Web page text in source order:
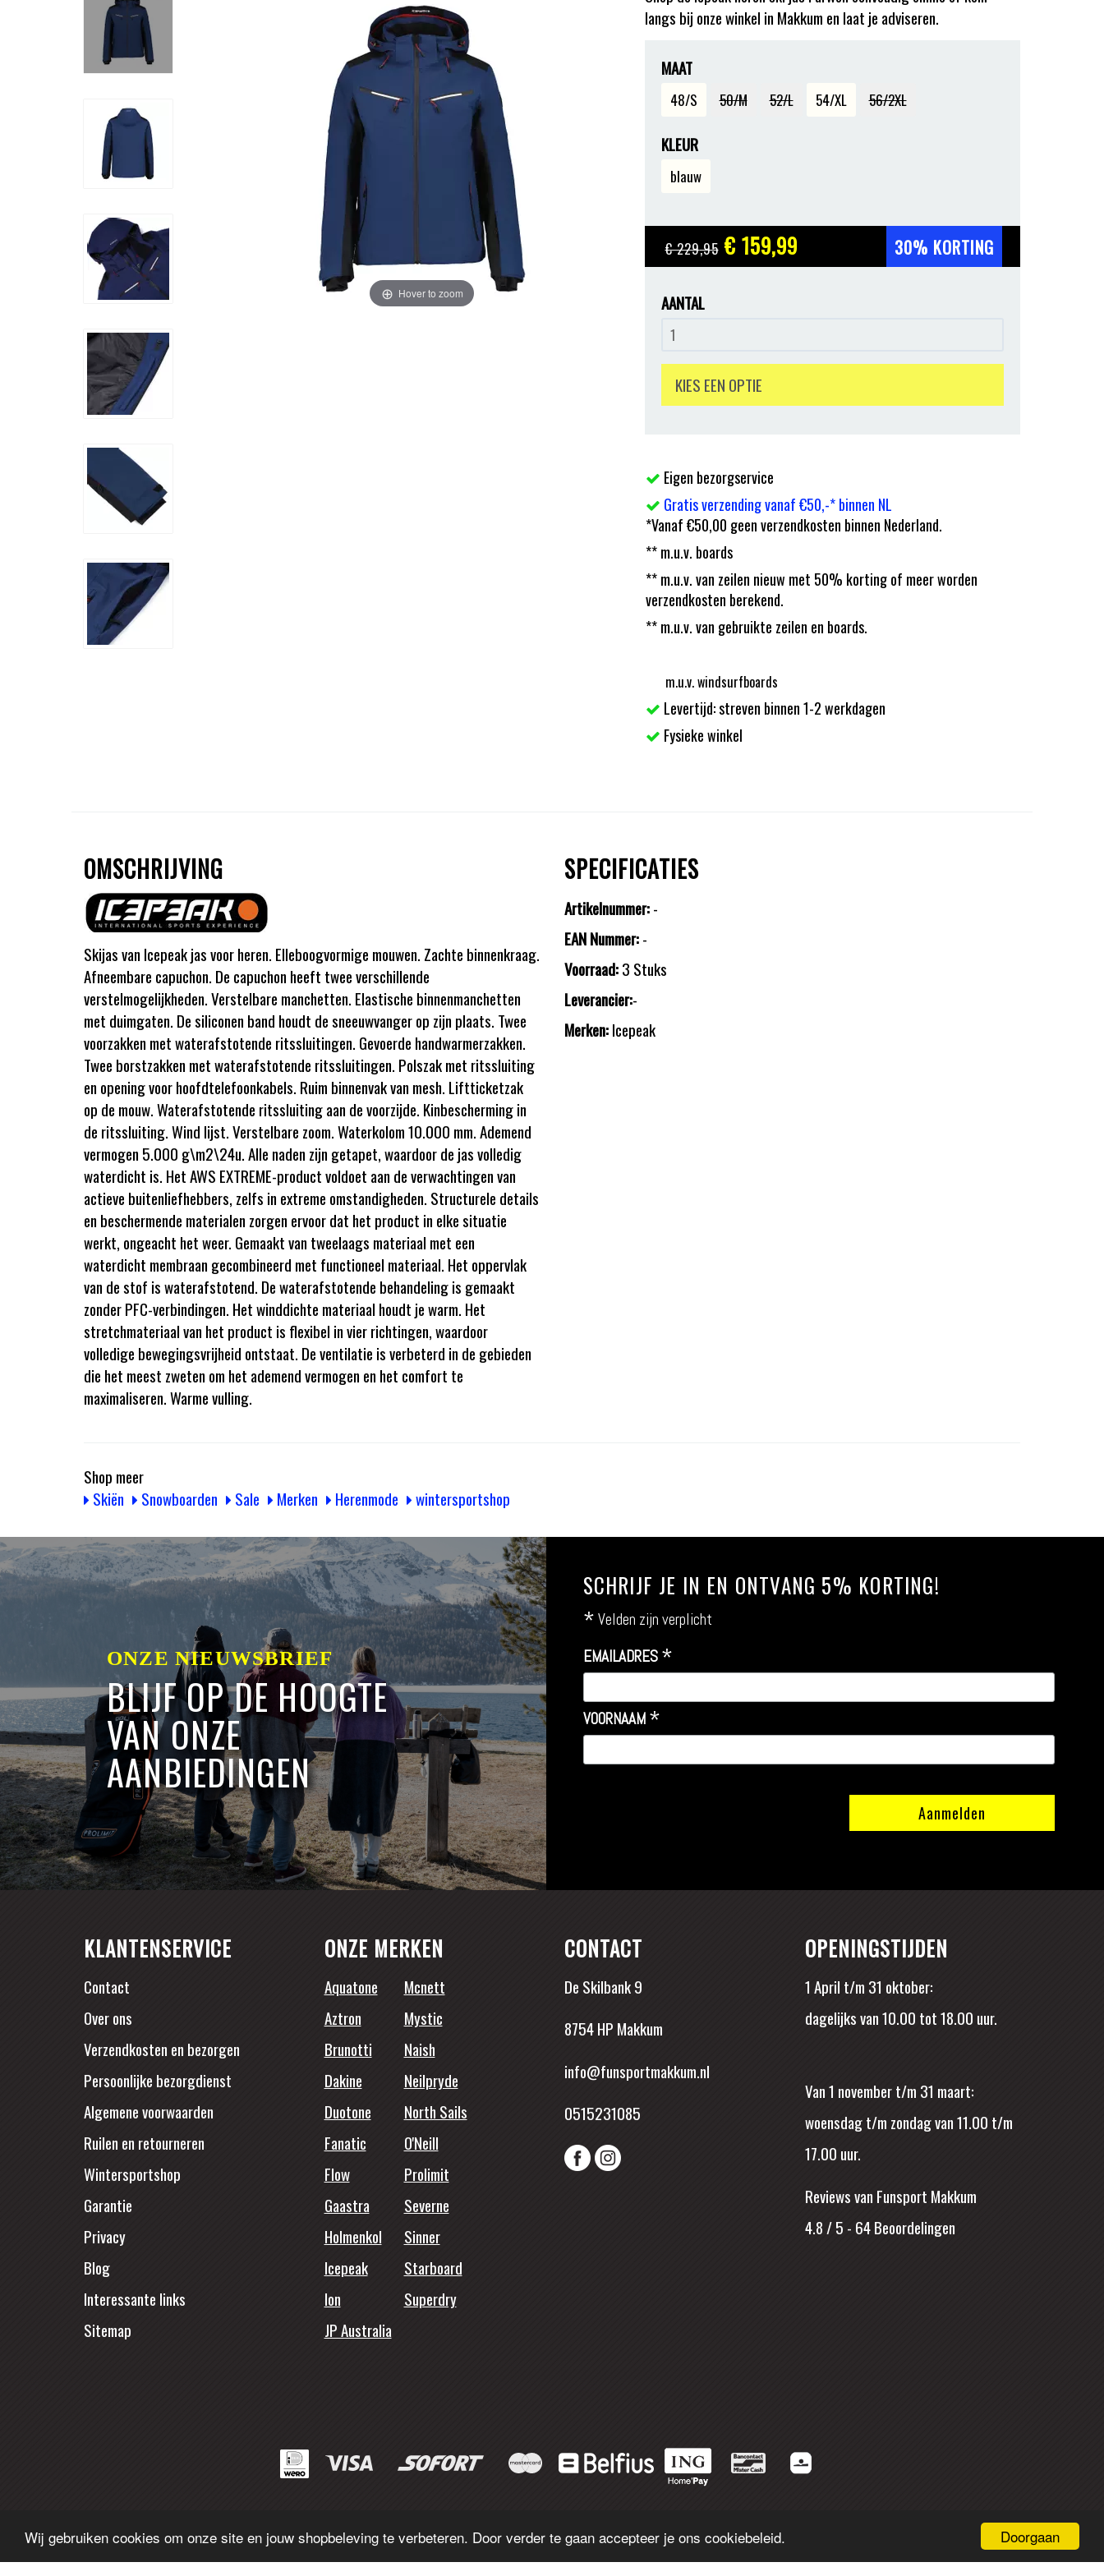
Doorgaan
Wij gebruiken cookies om onze site en jouw shopbeleving te verbeteren. Door verder te gaan accepteer je ons cookiebeleid.
Hover to zoom
langs bij onze winkel in Makkum en laat je adviseren.
MAAT
48/S 50/M 52/L 54/XL 56/2XL
KLEUR
blauw
€ 229,95€ 159,99 30% KORTING
AANTAL
KIES EEN OPTIE
Eigen bezorgservice
Gratis verzending vanaf €50,-* binnen NL
*Vanaf €50,00 geen verzendkosten binnen Nederland.
** m.u.v. boards
** m.u.v. van zeilen nieuw met 50% korting of meer worden
verzendkosten berekend.
** m.u.v. van gebruikte zeilen en boards.
m.u.v. windsurfboards
Levertijd: streven binnen 1-2 werkdagen
Fysieke winkel
OMSCHRIJVING
Skijas van Icepeak jas voor heren. Elleboogvormige mouwen. Zachte binnenkraag.
Afneembare capuchon. De capuchon heeft twee verschillende
verstelmogelijkheden. Verstelbare manchetten. Elastische binnenmanchetten
met duimgaten. De siliconen band houdt de sneeuwvanger op zijn plaats. Twee
voorzakken met waterafstotende ritssluitingen. Gevoerde handwarmerzakken.
Twee borstzakken met waterafstotende ritssluitingen. Polszak met ritssluiting
en opening voor hoofdtelefoonkabels. Ruim binnenvak van mesh. Liftticketzak
op de mouw. Waterafstotende ritssluiting aan de voorzijde. Kinbescherming in
de ritssluiting. Wind lijst. Verstelbare zoom. Waterkolom 10.000 mm. Ademend
vermogen 5.000 g\m2\24u. Alle naden zijn getapet, waardoor de jas volledig
waterdicht is. Het AWS EXTREME-product voldoet aan de verwachtingen van
actieve buitenliefhebbers, zelfs in extreme omstandigheden. Structurele details
en beschermende materialen zorgen ervoor dat het product in elke situatie
werkt, ongeacht het weer. Gemaakt van tweelaags materiaal met een
waterdicht membraan gecombineerd met functioneel materiaal. Het oppervlak
van de stof is waterafstotend. De waterafstotende behandeling is gemaakt
zonder PFC-verbindingen. Het winddichte materiaal houdt je warm. Het
stretchmateriaal van het product is flexibel in vier richtingen, waardoor
volledige bewegingsvrijheid ontstaat. De ventilatie is verbeterd in de gebieden
die het meest zweten om het ademend vermogen en het comfort te
maximaliseren. Warme vulling.
SPECIFICATIES
Artikelnummer:-
EAN Nummer:-
Voorraad:3 Stuks
Leverancier:-
Merken:Icepeak
Shop meer
Skiën
Snowboarden Sale Merken Herenmode wintersportshop
ONZE NIEUWSBRIEF
BLIJF OP DE HOOGTE
VAN ONZE
AANBIEDINGEN
SCHRIJF JE IN EN ONTVANG 5% KORTING!
* Velden zijn verplicht
EMAILADRES *
VOORNAAM *
KLANTENSERVICE
Contact
Over ons
Verzendkosten en bezorgen
Persoonlijke bezorgdienst
Algemene voorwaarden
Ruilen en retourneren
Wintersportshop
Garantie
Privacy
Blog
Interessante links
Sitemap
ONZE MERKEN
Aquatone
Mcnett
Aztron
Mystic
Brunotti
Naish
Dakine
Neilpryde
Duotone
North Sails
Fanatic
O'Neill
Flow
Prolimit
Gaastra
Severne
Holmenkol
Sinner
Icepeak
Starboard
Ion
Superdry
JP Australia
CONTACT
De Skilbank 9
8754 HP Makkum
info@funsportmakkum.nl
0515231085
OPENINGSTIJDEN
1 April t/m 31 oktober:
dagelijks van 10.00 tot 18.00 uur.
Van 1 november t/m 31 maart:
woensdag t/m zondag van 11.00 t/m
17.00 uur.
Reviews van Funsport Makkum
4.8 / 5 - 64Beoordelingen
© 2026 - Funsport Makkum.